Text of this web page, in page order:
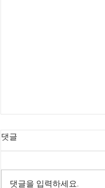
댓글
댓글을 입력하세요.